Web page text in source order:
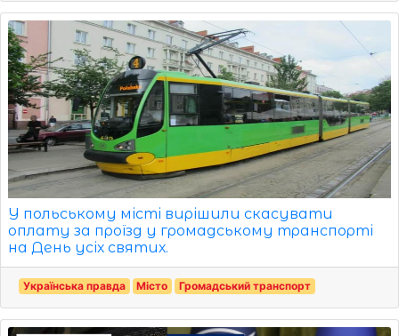
У польському місті вирішили скасувати
оплату за проїзд у громадському транспорті
на День усіх святих.
Українська правда Місто Громадський транспорт